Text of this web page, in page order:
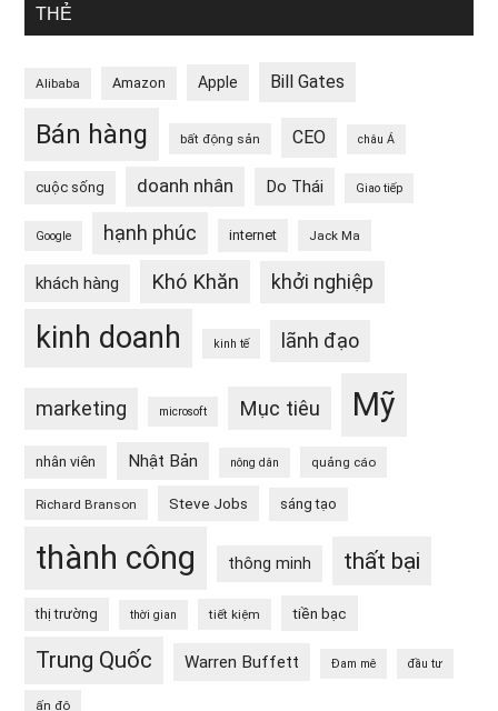
THẺ
Alibaba Amazon Apple Bill Gates
Bán hàng bất động sản CEO châu Á
cuộc sống doanh nhân Do Thái Giao tiếp
Google hạnh phúc internet Jack Ma
khách hàng Khó Khăn khởi nghiệp
kinh doanh kinh tế lãnh đạo
marketing microsoft Mục tiêu Mỹ
nhân viên Nhật Bản nông dân quảng cáo
Richard Branson Steve Jobs sáng tạo
thành công thông minh thất bại
thị trường thời gian tiết kiệm tiền bạc
Trung Quốc Warren Buffett Đam mê đầu tư
ấn độ